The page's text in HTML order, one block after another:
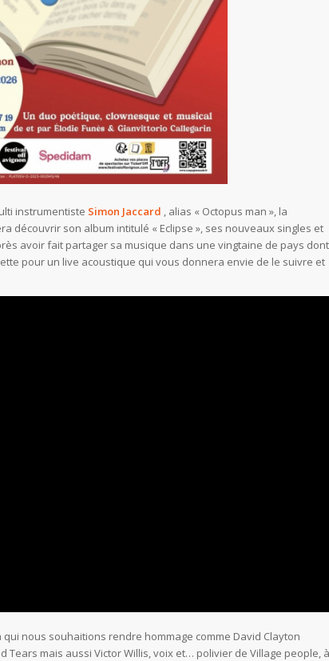
instrumentiste Simon Jaccard , alias « Octopus man », la
découvrir son album intitulé « Eclipse », ses nouveaux singles et
avoir fait partager sa musique dans une vingtaine de pays dont
pour un live acoustique qui vous donnera envie de le suivre et
nous souhaitions rendre hommage comme David Clayton
Tears mais aussi Victor Willis, voix et… polivier de Village people, à